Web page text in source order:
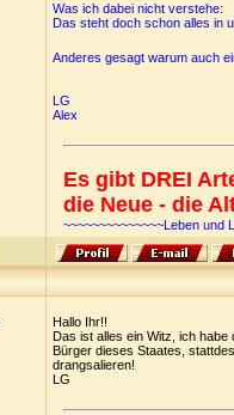
Was ich dabei nicht verstehe:
Das steht doch schon alles in
Anderes gesagt warum auch
LG
Alex
Es gibt DREI
die Neue - die
~~~~~~~~~~~~~~Leben und
Hallo Ihr!!
Das ist alles ein Witz, ich
Bürger dieses Staates,
drangsalieren!
LG